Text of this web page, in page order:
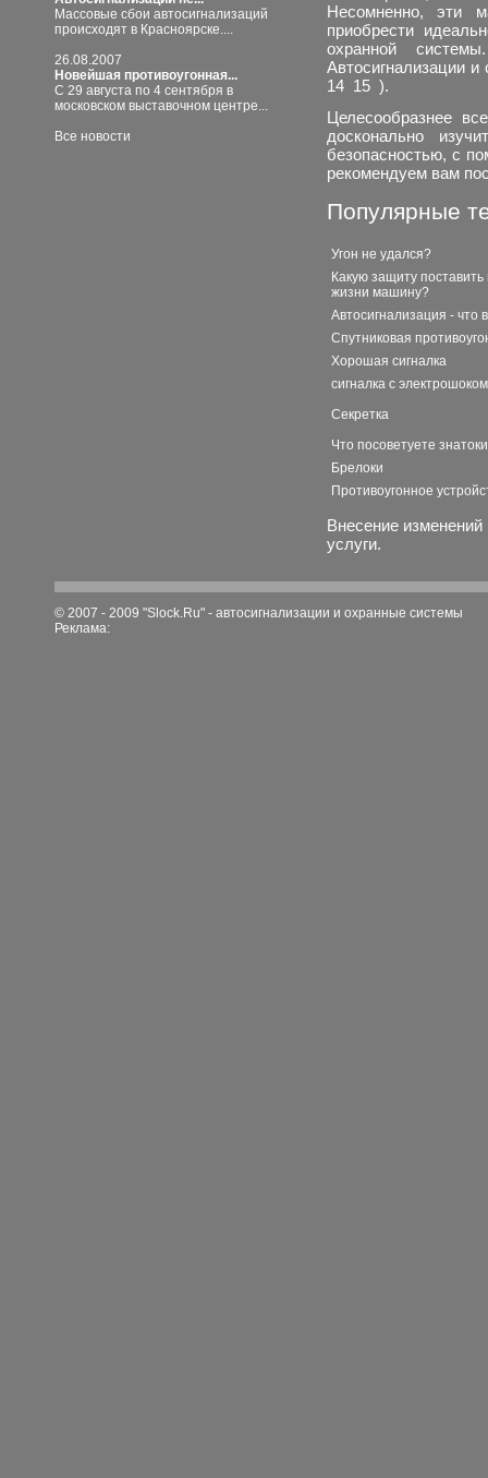
Массовые сбои автосигнализаций
происходят в Красноярске....
26.08.2007
Новейшая противоугонная...
С 29 августа по 4 сентября в
московском выставочном центре...
Все новости
Несомненно, эти
приобрести
охранной
Автосигнализации
14 15 ).
Целесообразнее
досконально
безопасностью, с
рекомендуем вам
Популярные
Угон не удался?
Какую защиту
жизни машину?
Автосигнализация - что
Спутниковая
Хорошая сигналка
сигналка с электрошоком
Секретка
Что посоветуете
Брелоки
Противоугонное
Внесение
услуги.
© 2007 - 2009 "Slock.Ru" - автосигнализации и охранные системы
Реклама: